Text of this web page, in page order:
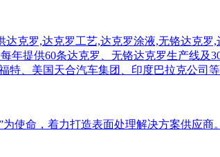
使命，着力打造表面处理解决方案供应商。